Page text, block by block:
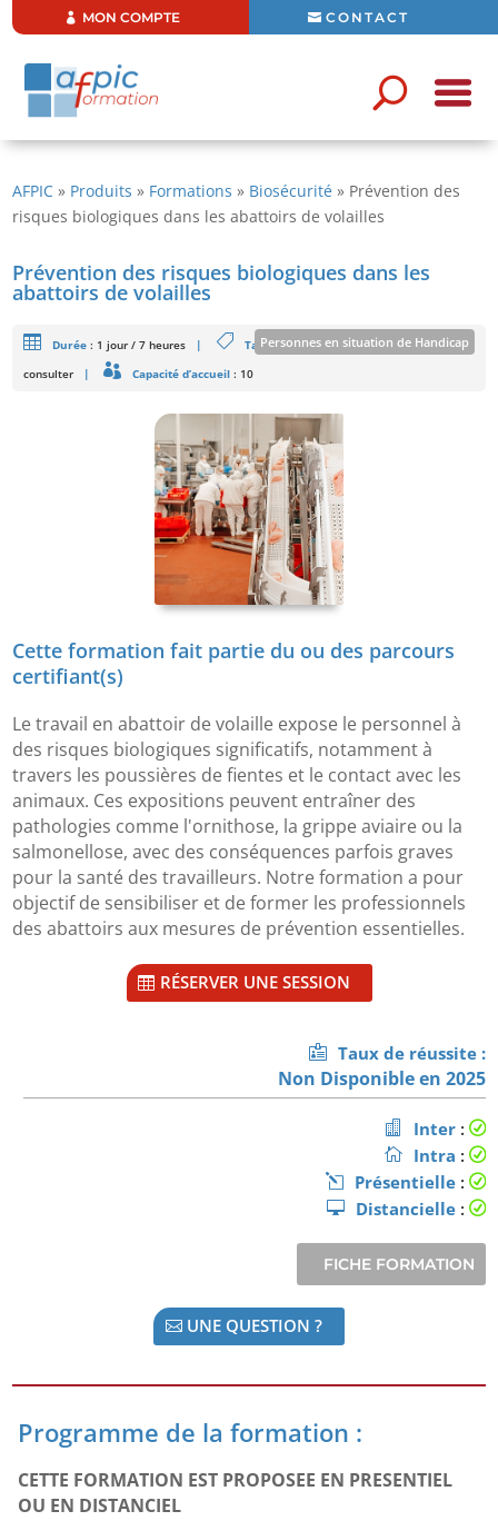
CONTACT
MON COMPTE
AFPIC » Produits » Formations » Biosécurité » Prévention des
risques biologiques dans les abattoirs de volailles
Prévention des risques biologiques dans les
abattoirs de volailles
Durée : 1 jour / 7 heures | Tarifs: 520 € HT/Stagiaire - Intra : Nous
consulter
| Capacité d’accueil : 10
Personnes en situation de Handicap
Formation ouverte aux personnes en situation de handicap sous
Cette formation fait partie du ou des parcours
certifiant(s)
Le travail en abattoir de volaille expose le personnel à
des risques biologiques significatifs, notamment à
travers les poussières de fientes et le contact avec les
animaux. Ces expositions peuvent entraîner des
pathologies comme l'ornithose, la grippe aviaire ou la
salmonellose, avec des conséquences parfois graves
pour la santé des travailleurs. Notre formation a pour
objectif de sensibiliser et de former les professionnels
des abattoirs aux mesures de prévention essentielles.
RÉSERVER UNE SESSION
Taux de réussite :
Non Disponible en 2025
Inter:
Intra :
Présentielle:
Distancielle:
UNE QUESTION ?
Programme de la formation :
CETTE FORMATION EST PROPOSEE EN PRESENTIEL
OU EN DISTANCIEL